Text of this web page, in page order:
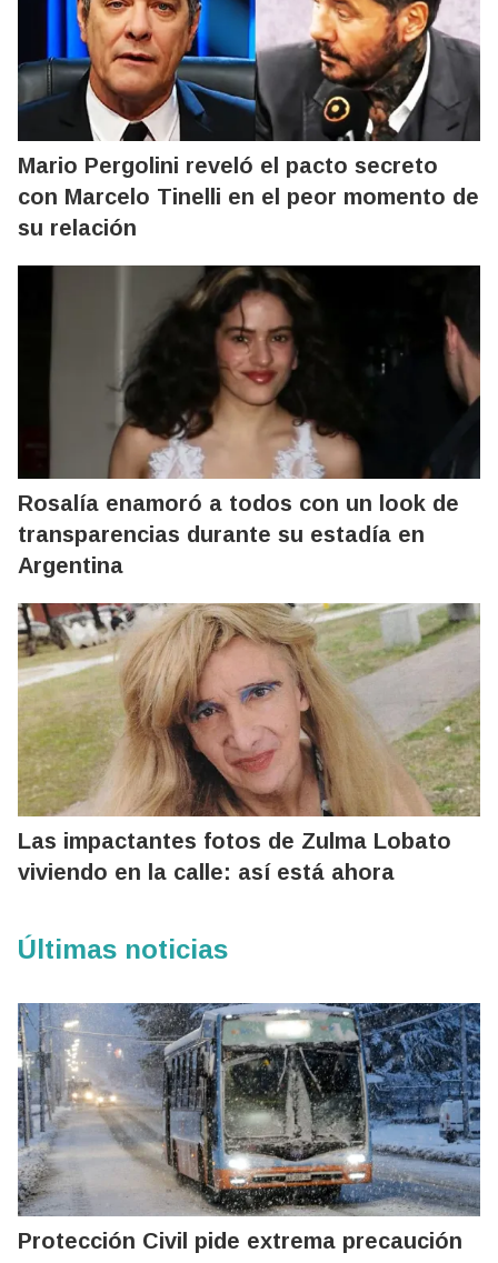
Mario Pergolini reveló el pacto secreto
con Marcelo Tinelli en el peor momento de
su relación
Rosalía enamoró a todos con un look de
transparencias durante su estadía en
Argentina
Las impactantes fotos de Zulma Lobato
viviendo en la calle: así está ahora
Últimas noticias
Protección Civil pide extrema precaución